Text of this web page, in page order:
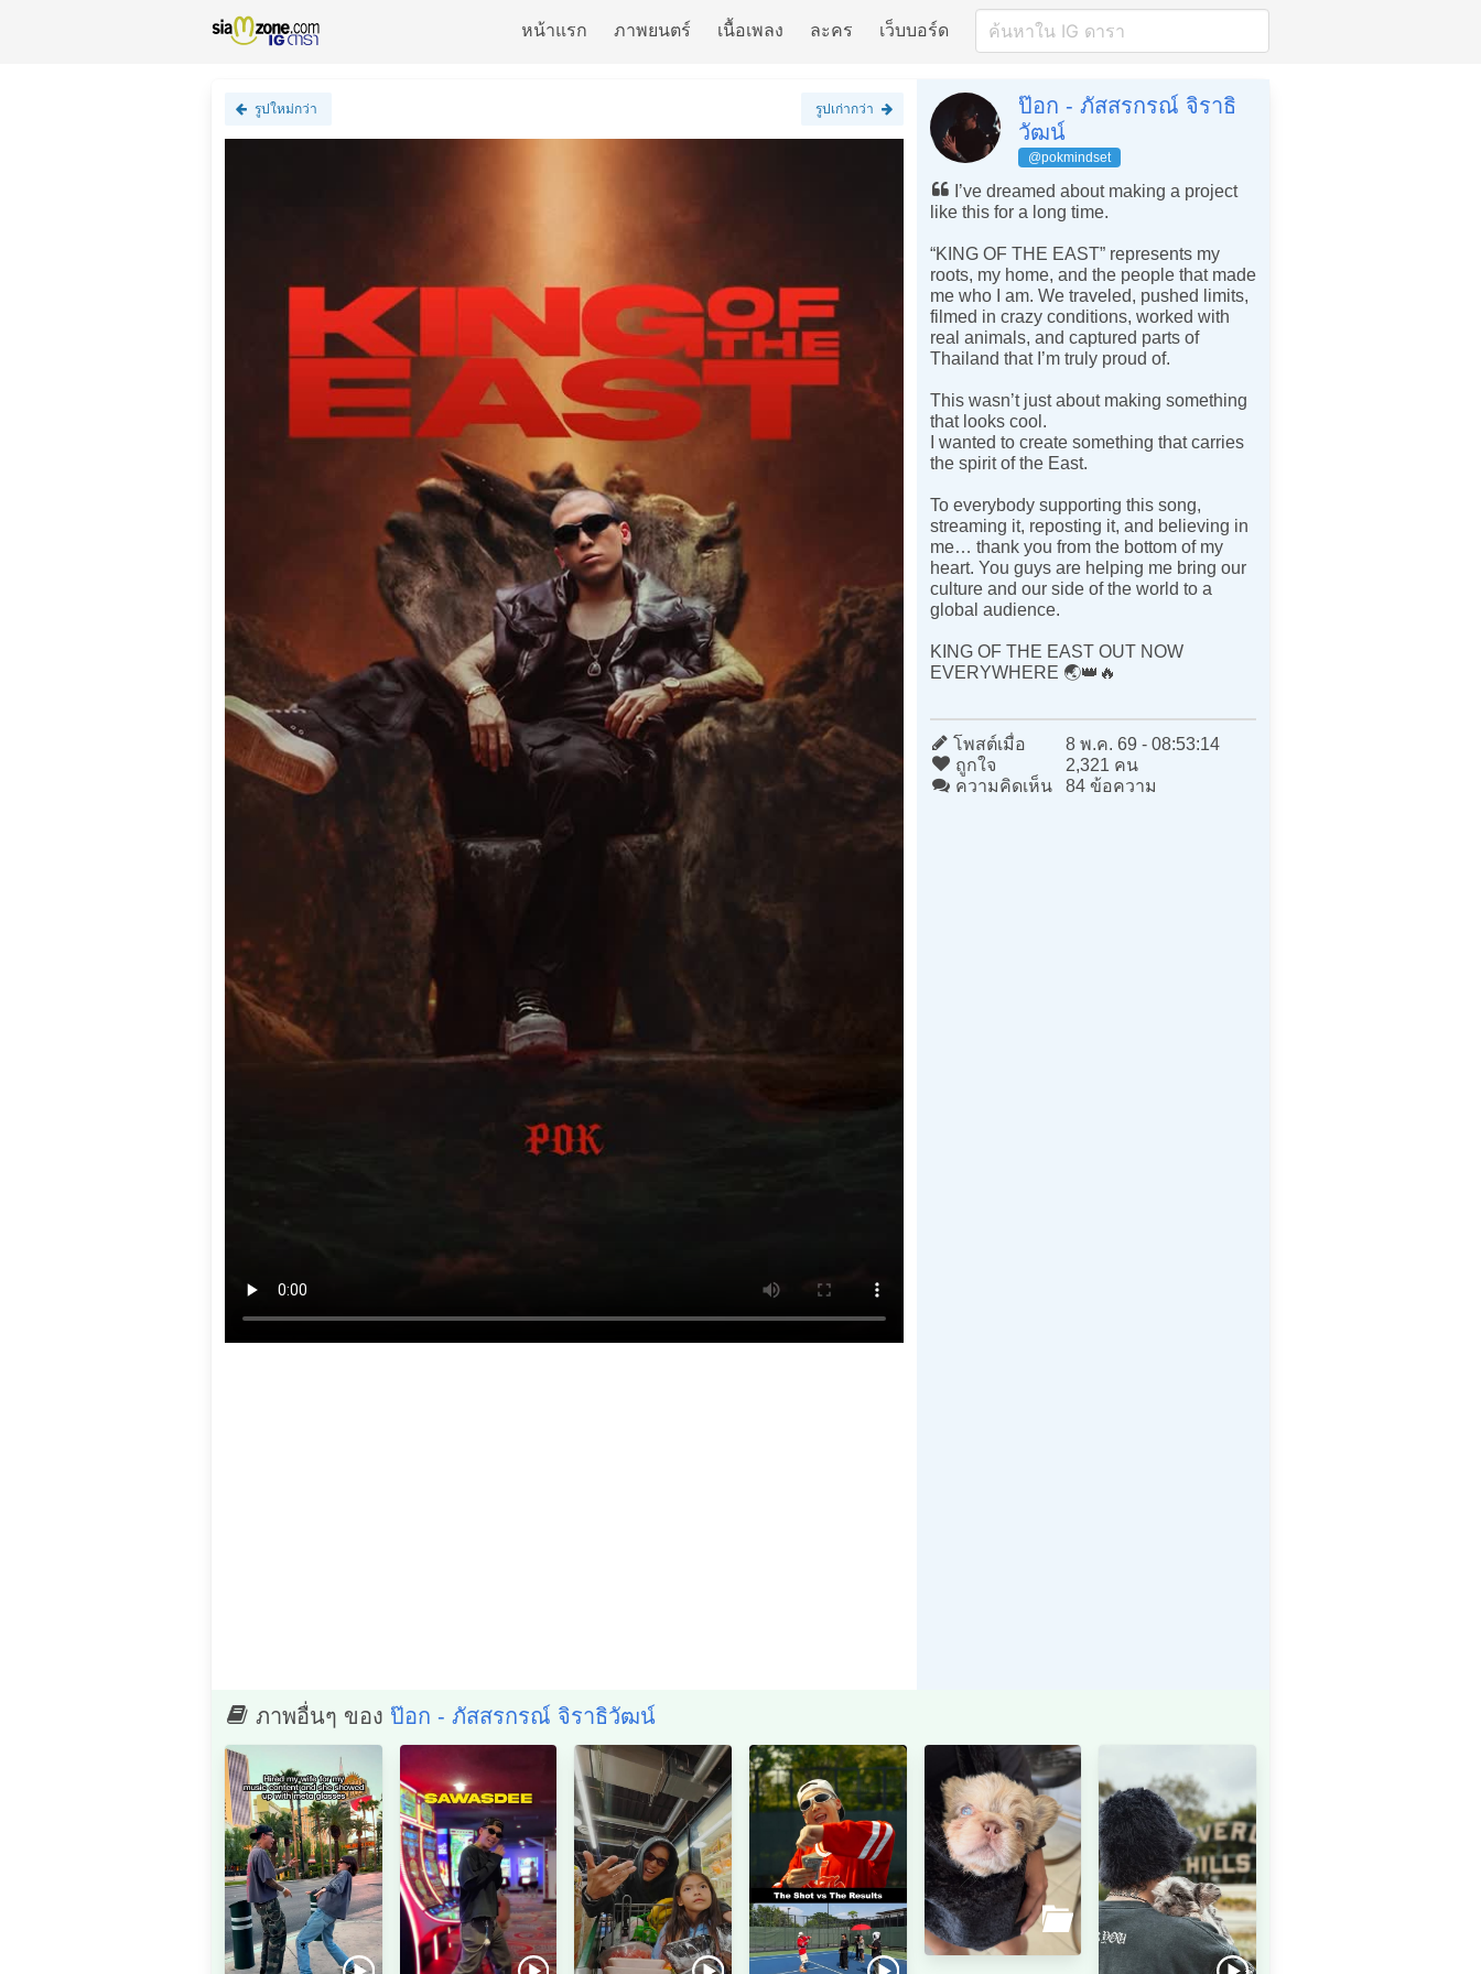
หน้าแรก ภาพยนตร์ เนื้อเพลง ละคร เว็บบอร์ด
รูปใหม่กว่า รูปเก่ากว่า
ป๊อก - ภัสสรกรณ์ จิราธิ
วัฒน์
@pokmindset
I’ve dreamed about making a project
like this for a long time.
“KING OF THE EAST” represents my
roots, my home, and the people that made
me who I am. We traveled, pushed limits,
filmed in crazy conditions, worked with
real animals, and captured parts of
Thailand that I’m truly proud of.
This wasn’t just about making something
that looks cool.
I wanted to create something that carries
the spirit of the East.
To everybody supporting this song,
streaming it, reposting it, and believing in
me… thank you from the bottom of my
heart. You guys are helping me bring our
culture and our side of the world to a
global audience.
KING OF THE EAST OUT NOW
EVERYWHERE 🌏👑🔥
โพสต์เมื่อ
8 พ.ค. 69 - 08:53:14
ถูกใจ
2,321 คน
ความคิดเห็น
84 ข้อความ
ภาพอื่นๆ ของ ป๊อก - ภัสสรกรณ์ จิราธิวัฒน์